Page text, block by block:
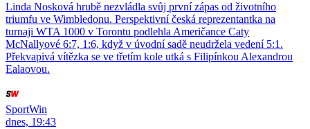
Linda Nosková hrubě nezvládla svůj první zápas od životního
triumfu ve Wimbledonu. Perspektivní česká reprezentantka na
turnaji WTA 1000 v Torontu podlehla Američance Caty
McNallyové 6:7, 1:6, když v úvodní sadě neudržela vedení 5:1.
Překvapivá vítězka se ve třetím kole utká s Filipínkou Alexandrou
Ealaovou.
SportWin
dnes, 19:43